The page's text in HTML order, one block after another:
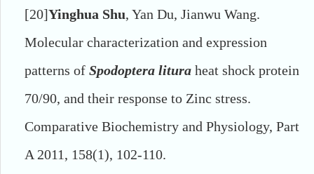
[20]Yinghua Shu, Yan Du, Jianwu Wang.
Molecular characterization and expression
patterns of Spodoptera litura heat shock protein
70/90, and their response to Zinc stress.
Comparative Biochemistry and Physiology, Part
A 2011, 158(1), 102-110.